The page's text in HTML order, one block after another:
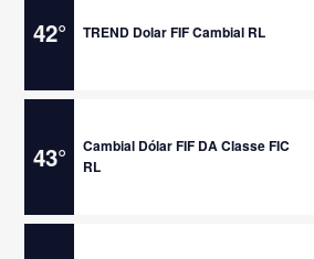
42° TREND Dolar FIF Cambial RL
43°
Cambial Dólar FIF DA Classe FIC
RL